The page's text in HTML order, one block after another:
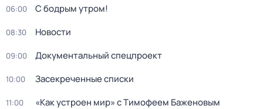
06:00 С бодрым утром!
08:30 Новости
09:00 Документальный спецпроект
10:00 Заcекрeченные списки
11:00 «Как устроен мир» с Тимофеем Баженовым